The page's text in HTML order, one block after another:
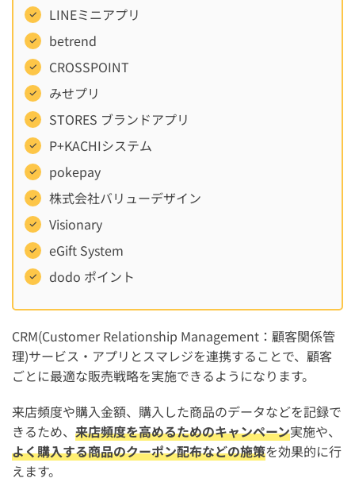
LINEミニアプリ
betrend
CROSSPOINT
みせプリ
STORES ブランドアプリ
P+KACHIシステム
pokepay
株式会社バリューデザイン
Visionary
eGift System
dodo ポイント
CRM(Customer Relationship Management：顧客関係管
理)サービス・アプリとスマレジを連携することで、顧客
ごとに最適な販売戦略を実施できるようになります。
来店頻度や購入金額、購入した商品のデータなどを記録で
きるため、 来店頻度を高めるためのキャンペーン実施や、
よく購入する商品のクーポン配布などの施策を効果的に行
えます。